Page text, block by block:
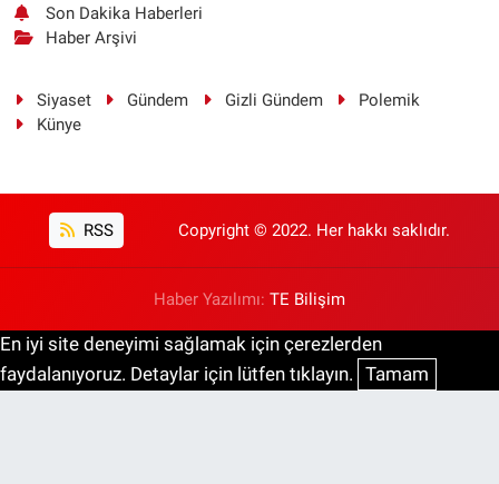
Son Dakika Haberleri
Haber Arşivi
Siyaset Gündem Gizli Gündem
Polemik
Künye
RSS Copyright © 2022. Her hakkı saklıdır.
Haber Yazılımı: TE Bilişim
En iyi site deneyimi sağlamak için çerezlerden
faydalanıyoruz. Detaylar için lütfen tıklayın. Tamam